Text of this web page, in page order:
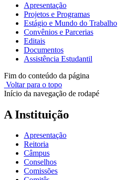
Apresentação
Projetos e Programas
Estágio e Mundo do Trabalho
Convênios e Parcerias
Editais
Documentos
Assistência Estudantil
Fim do conteúdo da página
Voltar para o topo
Início da navegação de rodapé
A Instituição
Apresentação
Reitoria
Câmpus
Conselhos
Comissões